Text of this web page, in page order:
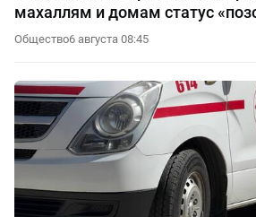
махаллям и домам статус
Общество6 августа 08:45